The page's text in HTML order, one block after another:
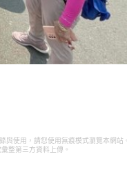
與使用，請您使用無痕模式瀏覽本網站
整第三方資料上傳。